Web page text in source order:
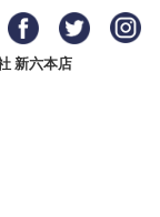
新六本店